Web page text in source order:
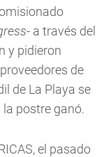
- a través del
y pidieron
de
de La Playa se
postre ganó.
el pasado